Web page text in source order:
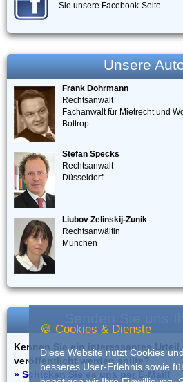
Sie unsere Facebook-Seite
Unsere
Frank Dohrmann
Rechtsanwalt
Fachanwalt für Mietrecht und
Bottrop
Stefan Specks
Rechtsanwalt
Düsseldorf
Liubov Zelinskij-Zunik
Rechtsanwältin
München
Kennen Sie ein interessantes
veröffentlicht werden sollte?
» Schicken Sie es uns per E-Mail!
🍪 Cookies & Dienste
Diese Website nutzt Cookies
besseres User-Erlebnis sowie